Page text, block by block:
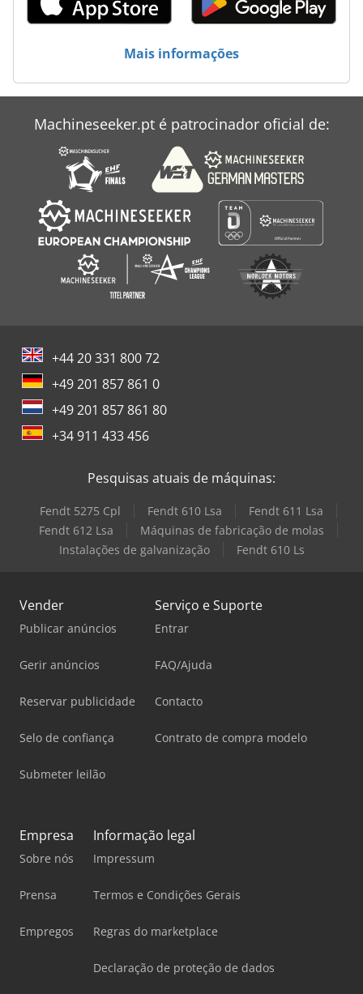
Mais informações
Machineseeker.pt é patrocinador oficial de:
+44 20 331 800 72
+49 201 857 861 0
+49 201 857 861 80
+34 911 433 456
Pesquisas atuais de máquinas:
Fendt 5275 Cpl Fendt 610 Lsa
Fendt 611 Lsa
Fendt 612 Lsa
Máquinas de fabricação de molas
Instalações de galvanização
Fendt 610 Ls
Vender
Publicar anúncios
Gerir anúncios
Reservar publicidade
Selo de confiança
Submeter leilão
Serviço e Suporte
Entrar
FAQ/Ajuda
Contacto
Contrato de compra modelo
Empresa
Sobre nós
Prensa
Empregos
Informação legal
Impressum
Termos e Condições Gerais
Regras do marketplace
Declaração de proteção de dados